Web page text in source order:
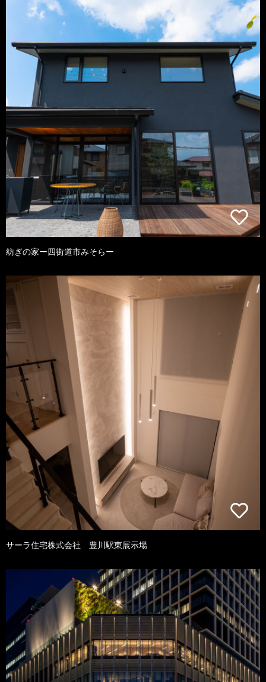
紡ぎの家ー四街道市みそらー
サーラ住宅株式会社 豊川駅東展示場